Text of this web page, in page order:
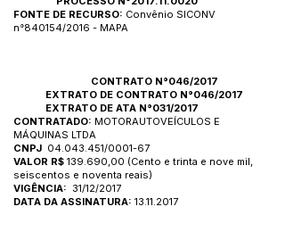
FONTE DE RECURSO: Convênio SICONV
n°840154/2016 - MAPA
CONTRATO N°046/2017
EXTRATO DE CONTRATO N°046/2017
EXTRATO DE ATA N°031/2017
CONTRATADO: MOTORAUTOVEÍCULOS E
MÁQUINAS LTDA
CNPJ 04.043.451/0001-67
VALOR R$ 139.690,00 (Cento e trinta e nove mil,
seiscentos e noventa reais)
VIGÊNCIA: 31/12/2017
DATA DA ASSINATURA: 13.11.2017